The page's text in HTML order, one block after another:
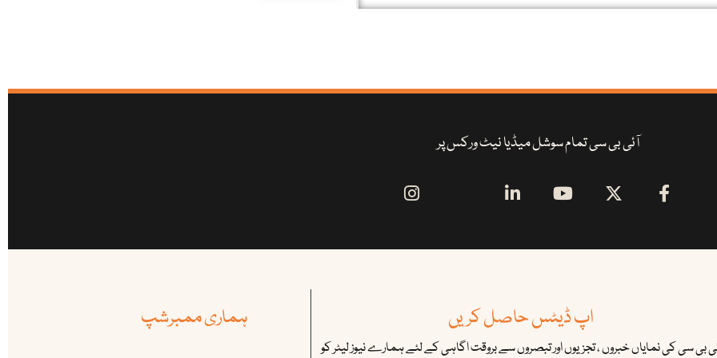
آئی بی سی تمام سوشل میڈیا نیٹ ورکس پر
اپ ڈیٹس حاصل کریں
بی سی کی نمایاں خبروں ، تجزیوں اور تبصروں سے بروقت اگاہی کے لئے ہمارے نیوز لیٹر کو
ہماری ممبرشپ